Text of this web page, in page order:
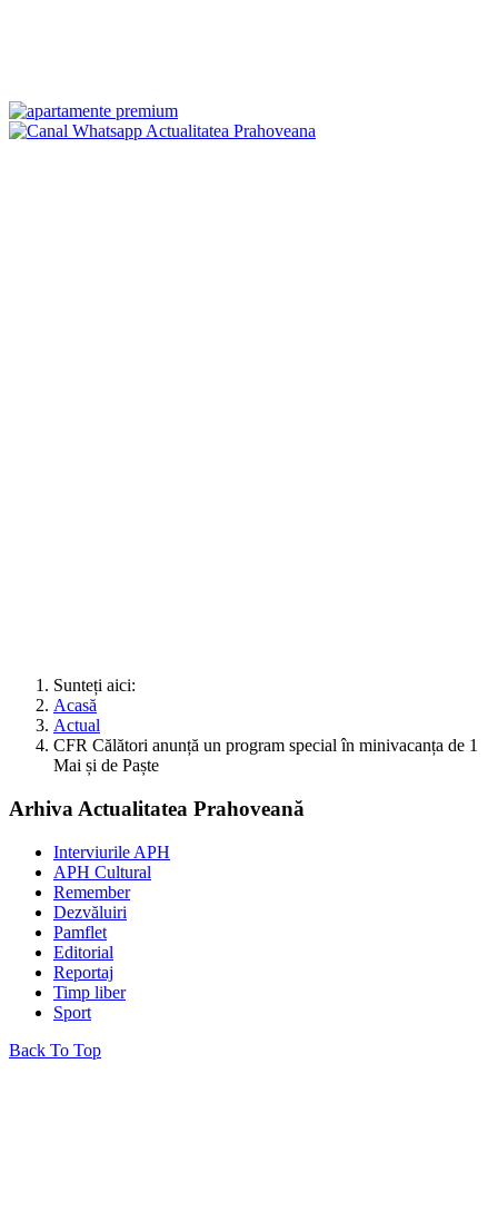
Sunteți aici:
Acasă
Actual
CFR Călători anunță un program special în minivacanța de 1
Mai și de Paște
Arhiva Actualitatea Prahoveană
Interviurile APH
APH Cultural
Remember
Dezvăluiri
Pamflet
Editorial
Reportaj
Timp liber
Sport
Back To Top